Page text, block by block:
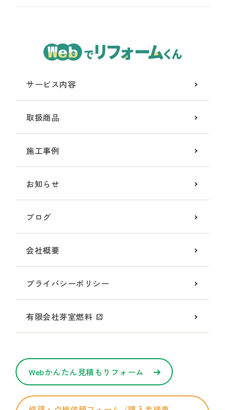
サービス内容
取扱商品
施工事例
お知らせ
ブログ
会社概要
プライバシーポリシー
有限会社芽室燃料
Webかんたん見積もりフォーム